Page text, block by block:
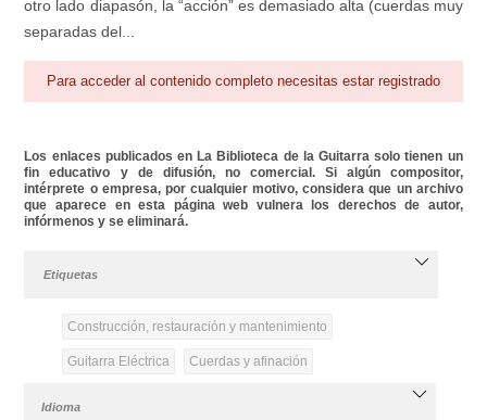
otro lado diapasón, la “acción” es demasiado alta (cuerdas muy
separadas del...
Para acceder al contenido completo necesitas estar registrado
Los enlaces publicados en La Biblioteca de la Guitarra solo tienen un
fin educativo y de difusión, no comercial. Si algún compositor,
intérprete o empresa, por cualquier motivo, considera que un archivo
que aparece en esta página web vulnera los derechos de autor,
infórmenos y se eliminará.
Etiquetas
Construcción, restauración y mantenimiento
Guitarra Eléctrica Cuerdas y afinación
Idioma